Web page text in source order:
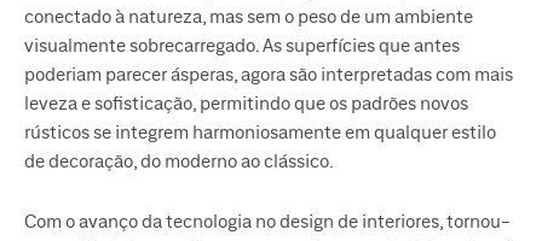
conectado à natureza, mas sem o peso de um ambiente
visualmente sobrecarregado. As superfícies que antes
poderiam parecer ásperas, agora são interpretadas com mais
leveza e sofisticação, permitindo que os padrões novos
rústicos se integrem harmoniosamente em qualquer estilo
de decoração, do moderno ao clássico.
Com o avanço da tecnologia no design de interiores, tornou-